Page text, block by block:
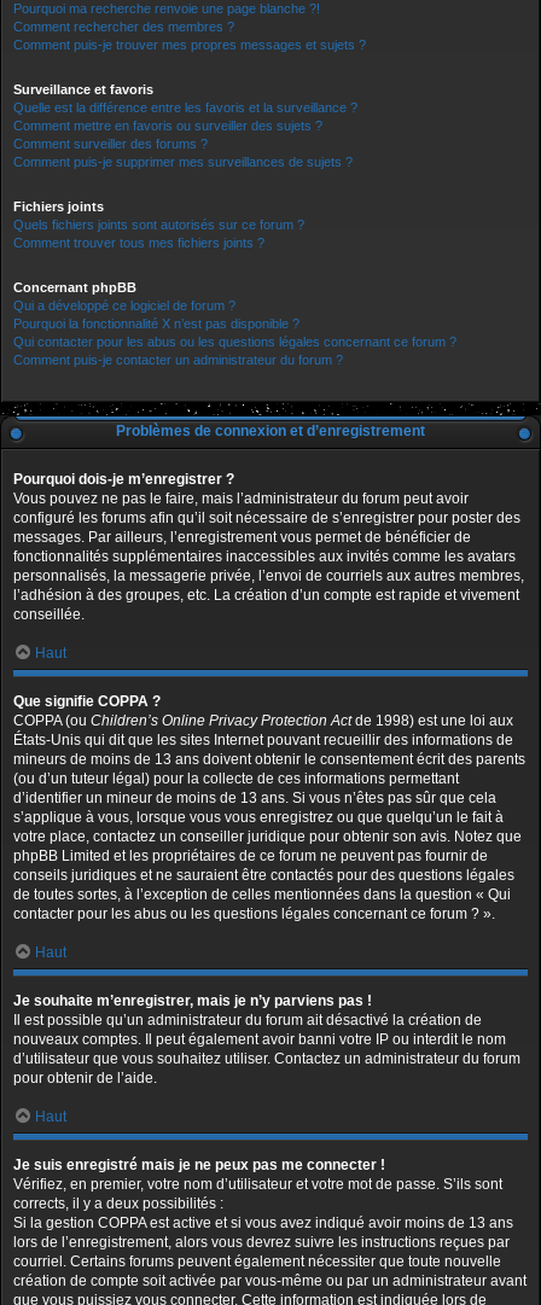
Pourquoi ma recherche renvoie une page blanche ?!
Comment rechercher des membres ?
Comment puis-je trouver mes propres messages et sujets ?
Surveillance et favoris
Quelle est la différence entre les favoris et la surveillance ?
Comment mettre en favoris ou surveiller des sujets ?
Comment surveiller des forums ?
Comment puis-je supprimer mes surveillances de sujets ?
Fichiers joints
Quels fichiers joints sont autorisés sur ce forum ?
Comment trouver tous mes fichiers joints ?
Concernant phpBB
Qui a développé ce logiciel de forum ?
Pourquoi la fonctionnalité X n’est pas disponible ?
Qui contacter pour les abus ou les questions légales concernant ce forum ?
Comment puis-je contacter un administrateur du forum ?
Problèmes de connexion et d’enregistrement
Pourquoi dois-je m’enregistrer ?
Vous pouvez ne pas le faire, mais l’administrateur du forum peut avoir
configuré les forums afin qu’il soit nécessaire de s’enregistrer pour poster des
messages. Par ailleurs, l’enregistrement vous permet de bénéficier de
fonctionnalités supplémentaires inaccessibles aux invités comme les avatars
personnalisés, la messagerie privée, l’envoi de courriels aux autres membres,
l’adhésion à des groupes, etc. La création d’un compte est rapide et vivement
conseillée.
Haut
Que signifie COPPA ?
COPPA (ou Children’s Online Privacy Protection Actde 1998) est une loi aux
États-Unis qui dit que les sites Internet pouvant recueillir des informations de
mineurs de moins de 13 ans doivent obtenir le consentement écrit des parents
(ou d’un tuteur légal) pour la collecte de ces informations permettant
d’identifier un mineur de moins de 13 ans. Si vous n’êtes pas sûr que cela
s’applique à vous, lorsque vous vous enregistrez ou que quelqu’un le fait à
votre place, contactez un conseiller juridique pour obtenir son avis. Notez que
phpBB Limited et les propriétaires de ce forum ne peuvent pas fournir de
conseils juridiques et ne sauraient être contactés pour des questions légales
de toutes sortes, à l’exception de celles mentionnées dans la question « Qui
contacter pour les abus ou les questions légales concernant ce forum ? ».
Haut
Je souhaite m’enregistrer, mais je n’y parviens pas !
Il est possible qu’un administrateur du forum ait désactivé la création de
nouveaux comptes. Il peut également avoir banni votre IP ou interdit le nom
d’utilisateur que vous souhaitez utiliser. Contactez un administrateur du forum
pour obtenir de l’aide.
Haut
Je suis enregistré mais je ne peux pas me connecter !
Vérifiez, en premier, votre nom d’utilisateur et votre mot de passe. S’ils sont
corrects, il y a deux possibilités :
Si la gestion COPPA est active et si vous avez indiqué avoir moins de 13 ans
lors de l’enregistrement, alors vous devrez suivre les instructions reçues par
courriel. Certains forums peuvent également nécessiter que toute nouvelle
création de compte soit activée par vous-même ou par un administrateur avant
que vous puissiez vous connecter. Cette information est indiquée lors de